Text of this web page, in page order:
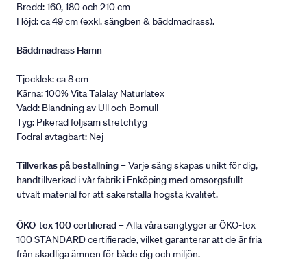
Bredd: 160, 180 och 210 cm
Höjd: ca 49 cm (exkl. sängben & bäddmadrass).
Bäddmadrass Hamn
Tjocklek: ca 8 cm
Kärna: 100% Vita Talalay Naturlatex
Vadd: Blandning av Ull och Bomull
Tyg: Pikerad följsam stretchtyg
Fodral avtagbart: Nej
Tillverkas på beställning– Varje säng skapas unikt för dig,
handtillverkad i vår fabrik i Enköping med omsorgsfullt
utvalt material för att säkerställa högsta kvalitet.
ÖKO-tex 100 certifierad– Alla våra sängtyger är ÖKO-tex
100 STANDARD certifierade, vilket garanterar att de är fria
från skadliga ämnen för både dig och miljön.